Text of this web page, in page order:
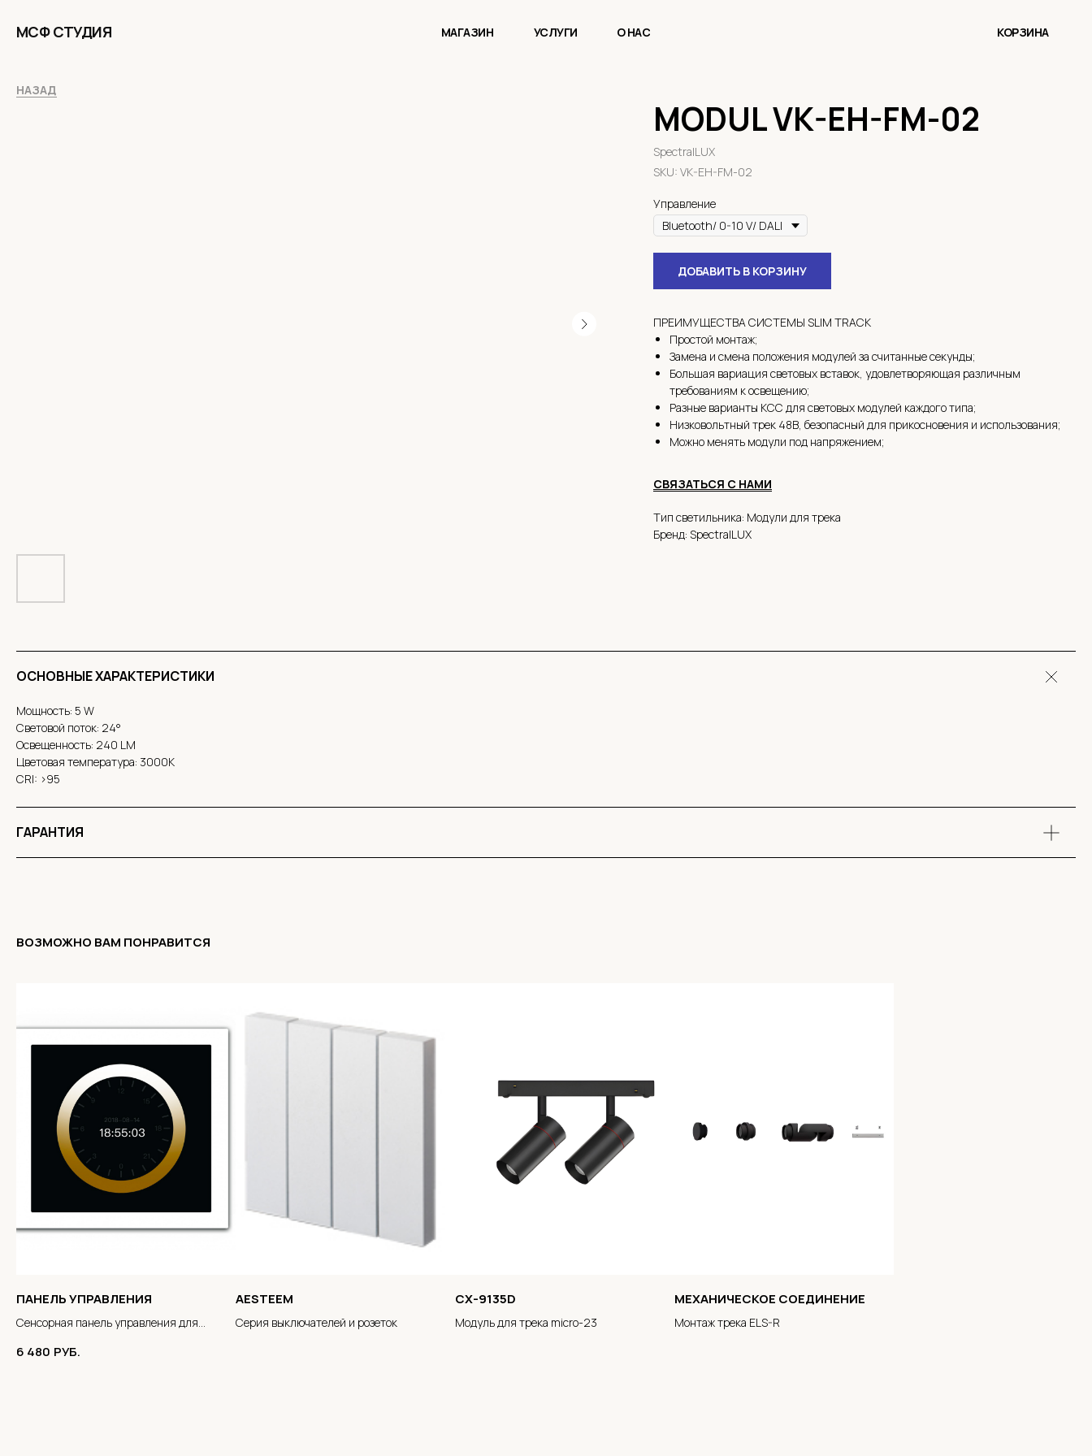
МАГАЗИН УСЛУГИ
МСФ СТУДИЯ О НАС КОРЗИНА
НАЗАД
MODUL VK-EH-FM-02
SpectralLUX
SKU: VK-EH-FM-02
Управление
ДОБАВИТЬ В КОРЗИНУ
ПРЕИМУЩЕСТВА СИСТЕМЫ SLIM TRACK
Простой монтаж;
Замена и смена положения модулей за считанные секунды;
Большая вариация световых вставок, удовлетворяющая различным
требованиям к освещению;
Разные варианты КСС для световых модулей каждого типа;
Низковольтный трек 48В, безопасный для прикосновения и использования;
Можно менять модули под напряжением;
СВЯЗАТЬСЯ С НАМИ
Тип светильника: Модули для трека
Бренд: SpectralLUX
ОСНОВНЫЕ ХАРАКТЕРИСТИКИ
Мощность: 5 W
Световой поток: 24°
Освещенность: 240 LM
Цветовая температура: 3000К
CRI: >95
ГАРАНТИЯ
ВОЗМОЖНО ВАМ ПОНРАВИТСЯ
ПАНЕЛЬ УПРАВЛЕНИЯ
Сенсорная панель управления для
6 480 РУБ.
AESTEEM
Серия выключателей и розеток
CX-9135D
Модуль для трека micro-23
МЕХАНИЧЕСКОЕ СОЕДИНЕНИЕ
Монтаж трека ELS-R